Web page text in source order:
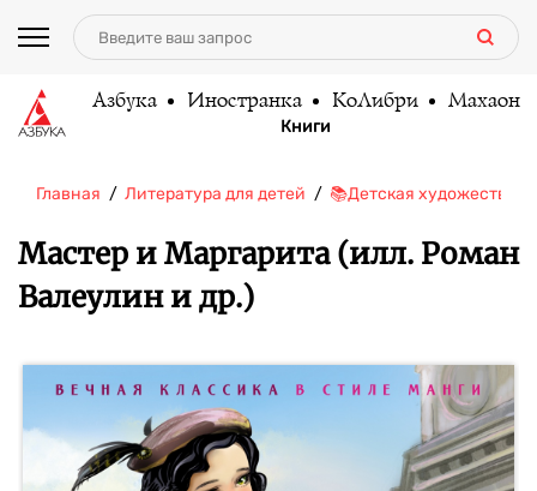
Азбука Иностранка КоЛибри Махаон
Книги
Главная Литература для детей 📚Детская
Мастер и Маргарита (илл. Роман
Валеулин и др.)